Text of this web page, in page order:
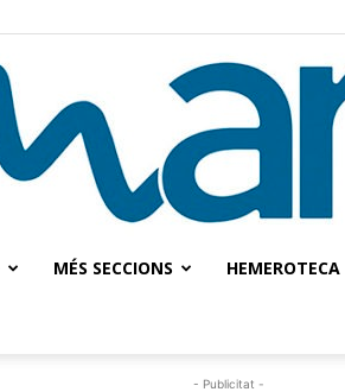
MÉS SECCIONS HEMEROTECA
- Publicitat -